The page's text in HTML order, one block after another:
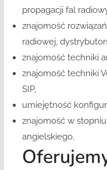
propagacji fal
znajomość
radiowej,
znajomość techniki
znajomość techniki
SIP,
umiejętność
znajomość w
angielskiego.